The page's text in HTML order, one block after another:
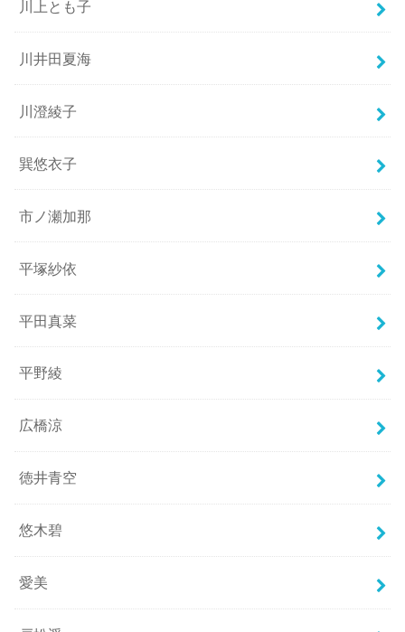
川上とも子
川井田夏海
川澄綾子
巽悠衣子
市ノ瀬加那
平塚紗依
平田真菜
平野綾
広橋涼
徳井青空
悠木碧
愛美